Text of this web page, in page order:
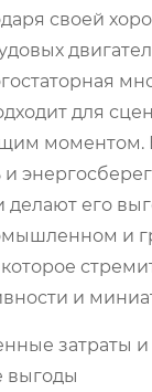
своей
для
моментом.
и
делают его
и
и
затраты и
выгоды